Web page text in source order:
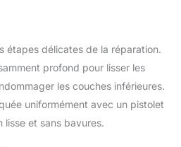
- Convient pour toutes les bosses
la machine à laver et d'autres
des étapes de réparation à
de débosselage si facile. Au lieu
d'argent dans les magasins 4s,
peut vous aider à réparer vos
fois, ce qui vous permet
d'argent et de temps. SERVICE
étapes délicates de la réparation.
profond pour lisser les
les couches inférieures.
uniformément avec un pistolet
lisse et sans bavures.